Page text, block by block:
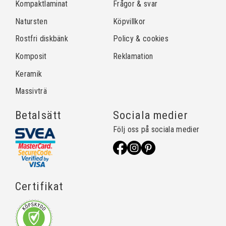
Kompaktlaminat
Natursten
Rostfri diskbänk
Komposit
Keramik
Massivträ
Frågor & svar
Köpvillkor
Policy & cookies
Reklamation
Betalsätt
Certifikat
Sociala medier
Följ oss på sociala medier